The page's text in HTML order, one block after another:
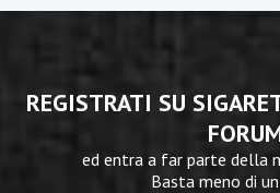
REGISTRATI SU
ed entra a far parte della
Basta meno di